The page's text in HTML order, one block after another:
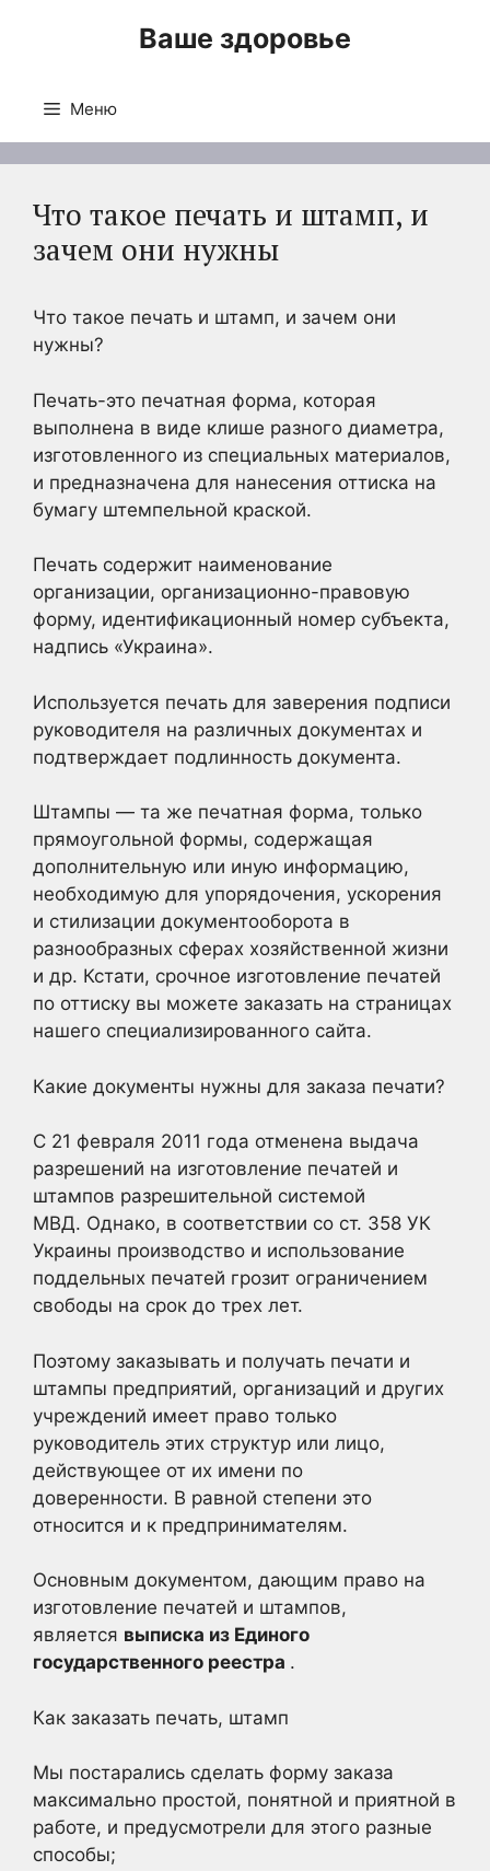
Ваше здоровье
Меню
Что такое печать и штамп, и
зачем они нужны
Что такое печать и штамп, и зачем они
нужны?
Печать-это печатная форма, которая
выполнена в виде клише разного диаметра,
изготовленного из специальных материалов,
и предназначена для нанесения оттиска на
бумагу штемпельной краской.
Печать содержит наименование
организации, организационно-правовую
форму, идентификационный номер субъекта,
надпись «Украина».
Используется печать для заверения подписи
руководителя на различных документах и
подтверждает подлинность документа.
Штампы — та же печатная форма, только
прямоугольной формы, содержащая
дополнительную или иную информацию,
необходимую для упорядочения, ускорения
и стилизации документооборота в
разнообразных сферах хозяйственной жизни
и др. Кстати, срочное изготовление печатей
по оттиску вы можете заказать на страницах
нашего специализированного сайта.
Какие документы нужны для заказа печати?
С 21 февраля 2011 года отменена выдача
разрешений на изготовление печатей и
штампов разрешительной системой
МВД. Однако, в соответствии со ст. 358 УК
Украины производство и использование
поддельных печатей грозит ограничением
свободы на срок до трех лет.
Поэтому заказывать и получать печати и
штампы предприятий, организаций и других
учреждений имеет право только
руководитель этих структур или лицо,
действующее от их имени по
доверенности. В равной степени это
относится и к предпринимателям.
Основным документом, дающим право на
изготовление печатей и штампов,
является выписка из Единого
государственного реестра .
Как заказать печать, штамп
Мы постарались сделать форму заказа
максимально простой, понятной и приятной в
работе, и предусмотрели для этого разные
способы;